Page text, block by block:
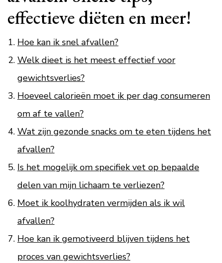
effectieve diëten en meer!
Hoe kan ik snel afvallen?
Welk dieet is het meest effectief voor
gewichtsverlies?
Hoeveel calorieën moet ik per dag consumeren
om af te vallen?
Wat zijn gezonde snacks om te eten tijdens het
afvallen?
Is het mogelijk om specifiek vet op bepaalde
delen van mijn lichaam te verliezen?
Moet ik koolhydraten vermijden als ik wil
afvallen?
Hoe kan ik gemotiveerd blijven tijdens het
proces van gewichtsverlies?